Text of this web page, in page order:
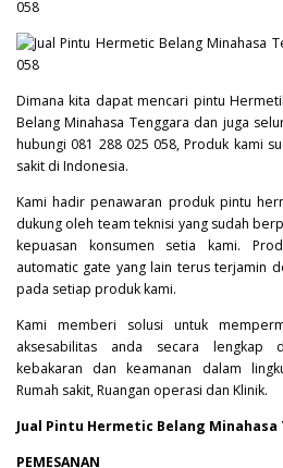
Dimana kita dapat mencari pintu
Belang Minahasa Tenggara dan juga
hubungi 081 288 025 058, Produk kami
sakit di Indonesia.
Kami hadir penawaran produk pintu
dukung oleh team teknisi yang sudah
kepuasan konsumen setia kami.
automatic gate yang lain terus terjamin
pada setiap produk kami.
Kami memberi solusi untuk
aksesabilitas anda secara lengkap
kebakaran dan keamanan dalam
Rumah sakit, Ruangan operasi dan Klinik.
Jual Pintu Hermetic Belang
PEMESANAN